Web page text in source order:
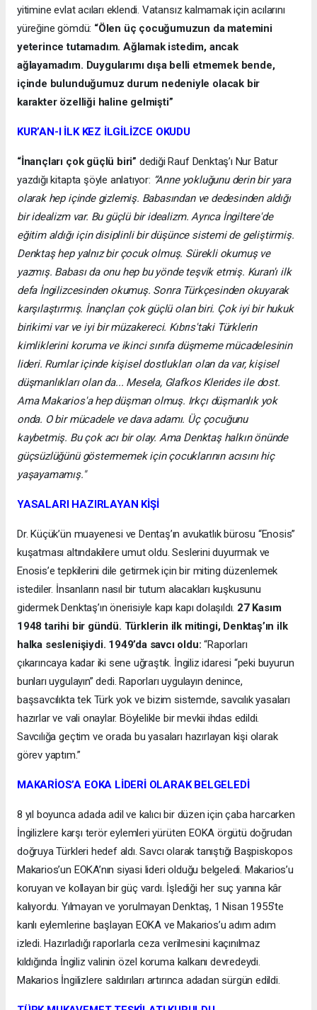
yitimine evlat acıları eklendi. Vatansız kalmamak için acılarını
yüreğine gömdü: “Ölen üç çocuğumuzun da matemini
yeterince tutamadım. Ağlamak istedim, ancak
ağlayamadım. Duygularımı dışa belli etmemek bende,
içinde bulunduğumuz durum nedeniyle olacak bir
karakter özelliği haline gelmişti”
KUR’AN-I İLK KEZ İLGİLİZCE OKUDU
“İnançları çok güçlü biri” dediği Rauf Denktaş’ı Nur Batur
yazdığı kitapta şöyle anlatıyor: “Anne yokluğunu derin bir yara
olarak hep içinde gizlemiş. Babasından ve dedesinden aldığı
bir idealizm var. Bu güçlü bir idealizm. Ayrıca İngiltere'de
eğitim aldığı için disiplinli bir düşünce sistemi de geliştirmiş.
Denktaş hep yalnız bir çocuk olmuş. Sürekli okumuş ve
yazmış. Babası da onu hep bu yönde teşvik etmiş. Kuran'ı ilk
defa İngilizcesinden okumuş. Sonra Türkçesinden okuyarak
karşılaştırmış. İnançları çok güçlü olan biri. Çok iyi bir hukuk
birikimi var ve iyi bir müzakereci. Kıbrıs'taki Türklerin
kimliklerini koruma ve ikinci sınıfa düşmeme mücadelesinin
lideri. Rumlar içinde kişisel dostlukları olan da var, kişisel
düşmanlıkları olan da... Mesela, Glafkos Klerides ile dost.
Ama Makarios'a hep düşman olmuş. Irkçı düşmanlık yok
onda. O bir mücadele ve dava adamı. Üç çocuğunu
kaybetmiş. Bu çok acı bir olay. Ama Denktaş halkın önünde
güçsüzlüğünü göstermemek için çocuklarının acısını hiç
yaşayamamış."
YASALARI HAZIRLAYAN KİŞİ
Dr. Küçük’ün muayenesi ve Dentaş’ın avukatlık bürosu “Enosis”
kuşatması altındakilere umut oldu. Seslerini duyurmak ve
Enosis’e tepkilerini dile getirmek için bir miting düzenlemek
istediler. İnsanların nasıl bir tutum alacakları kuşkusunu
gidermek Denktaş’ın önerisiyle kapı kapı dolaşıldı. 27 Kasım
1948 tarihi bir gündü. Türklerin ilk mitingi, Denktaş’ın ilk
halka seslenişiydi. 1949’da savcı oldu:“Raporları
çıkarıncaya kadar iki sene uğraştık. İngiliz idaresi “peki buyurun
bunları uygulayın” dedi. Raporları uygulayın denince,
başsavcılıkta tek Türk yok ve bizim sistemde, savcılık yasaları
hazırlar ve vali onaylar. Böylelikle bir mevkii ihdas edildi.
Savcılığa geçtim ve orada bu yasaları hazırlayan kişi olarak
görev yaptım.”
MAKARİOS’A EOKA LİDERİ OLARAK BELGELEDİ
8 yıl boyunca adada adil ve kalıcı bir düzen için çaba harcarken
İngilizlere karşı terör eylemleri yürüten EOKA örgütü doğrudan
doğruya Türkleri hedef aldı. Savcı olarak tanıştığı Başpiskopos
Makarios’un EOKA’nın siyasi lideri olduğu belgeledi. Makarios’u
koruyan ve kollayan bir güç vardı. İşlediği her suç yanına kâr
kalıyordu. Yılmayan ve yorulmayan Denktaş, 1 Nisan 1955’te
kanlı eylemlerine başlayan EOKA ve Makarios’u adım adım
izledi. Hazırladığı raporlarla ceza verilmesini kaçınılmaz
kıldığında İngiliz valinin özel koruma kalkanı devredeydi.
Makarios İngilizlere saldırıları artırınca adadan sürgün edildi.